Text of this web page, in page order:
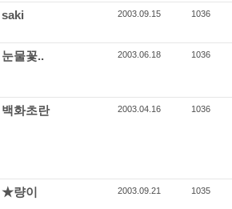
saki 2003.09.15 1036
눈물꽃.. 2003.06.18 1036
백화초란 2003.04.16 1036
★량이 2003.09.21 1035